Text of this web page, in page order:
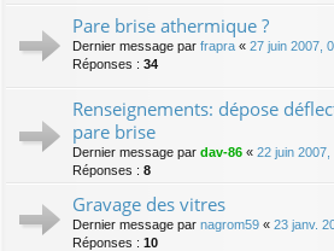
Pare brise athermique ?
Dernier message par frapra « 27 juin 2007,
Réponses : 34
Renseignements: dépose
pare brise
Dernier message par dav-86 « 22 juin 2007,
Réponses : 8
Gravage des vitres
Dernier message par nagrom59 « 23 janv.
Réponses : 10